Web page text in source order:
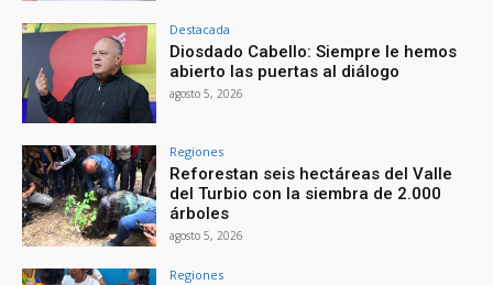
Destacada
Diosdado Cabello: Siempre le hemos
abierto las puertas al diálogo
agosto 5, 2026
Regiones
Reforestan seis hectáreas del Valle
del Turbio con la siembra de 2.000
árboles
agosto 5, 2026
Regiones